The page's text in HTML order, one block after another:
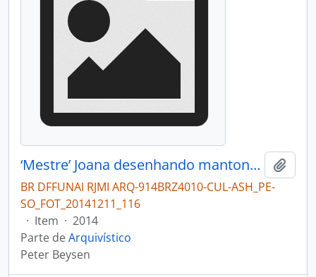
‘Mestre’ Joana desenhando mantona (cobra)
BR DFFUNAI RJMI ARQ-914BRZ4010-CUL-ASH_PE-
SO_FOT_20141211_116
· Item · 2014
Parte deArquivístico
Peter Beysen